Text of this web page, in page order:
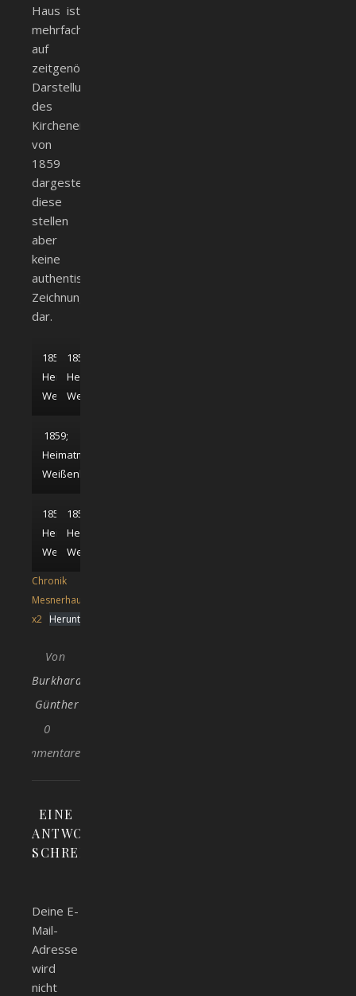
Haus ist
mehrfach
auf
zeitgenössischen
Darstellungen
des
Kircheneinsturzes
von
1859
dargestellt,
diese
stellen
aber
keine
authentische
Zeichnung
dar.
1859;
Heimatmuseum
Weißenhorn
1859;
Heimatmuseum
Weißenhorn
1859;
Heimatmuseum
Weißenhorn
1859;
Heimatmuseum
Weißenhorn
1859;
Heimatmuseum
Weißenhorn
Chronik
Mesnerhaus
x2 Herunterladen
Von
Burkhard
Günther
0
Kommentare
EINE
ANTWORT
SCHREIBEN
Deine E-
Mail-
Adresse
wird
nicht